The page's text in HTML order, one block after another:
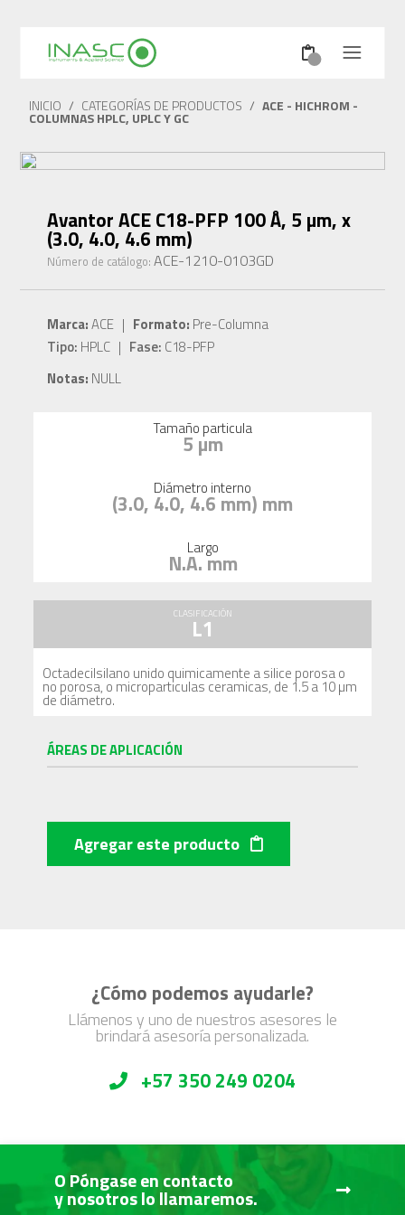
INICIO / CATEGORÍAS DE PRODUCTOS / ACE - HICHROM -
COLUMNAS HPLC, UPLC Y GC
Avantor ACE C18-PFP 100 Å, 5 µm, x
(3.0, 4.0, 4.6 mm)
Número de catálogo:ACE-1210-0103GD
Marca:ACE | Formato: Pre-Columna
Tipo: HPLC | Fase: C18-PFP
Notas: NULL
Tamaño particula
5 µm
Diámetro interno
(3.0, 4.0, 4.6 mm) mm
Largo
N.A. mm
CLASIFICACIÓN
L1
Octadecilsilano unido quimicamente a silice porosa o
no porosa, o microparticulas ceramicas, de 1.5 a 10 µm
de diámetro.
ÁREAS DE APLICACIÓN
Agregar este producto
¿Cómo podemos ayudarle?
Llámenos y uno de nuestros asesores le
brindará asesoría personalizada.
+57 350 249 0204
O Póngase en contacto
y nosotros lo llamaremos.